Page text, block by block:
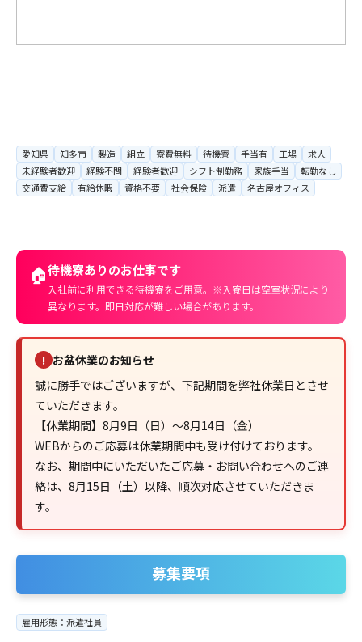
愛知県 知多市 製造 組立 寮費無料 待機寮 手当有 工場
求人
未経験者歓迎
経験不問 経験者歓迎 シフト制勤務 家族手当
転勤なし
交通費支給
有給休暇 資格不要 社会保険 派遣 名古屋オフィス
🏠待機寮ありのお仕事です
入社前に利用できる待機寮をご用意。※入寮日は空室状況により
異なります。即日対応が難しい場合があります。
! お盆休業のお知らせ
誠に勝手ではございますが、下記期間を弊社休業日とさせ
ていただきます。
【休業期間】8月9日（日）～8月14日（金）
WEBからのご応募は休業期間中も受け付けております。
なお、期間中にいただいたご応募・お問い合わせへのご連
絡は、8月15日（土）以降、順次対応させていただきま
す。
募集要項
雇用形態：派遣社員